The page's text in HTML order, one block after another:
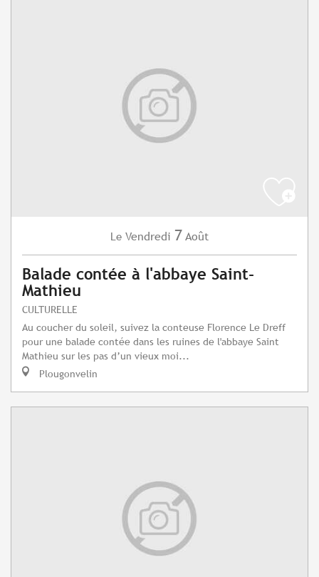
Le Vendredi 7 Août
Balade contée à l'abbaye Saint-
Mathieu
CULTURELLE
Au coucher du soleil, suivez la conteuse Florence Le Dreff
pour une balade contée dans les ruines de l'abbaye Saint
Mathieu sur les pas d’un vieux moi...
Plougonvelin